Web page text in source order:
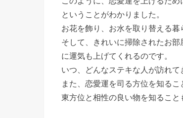
ということがわかりました。
お花を飾り、お水を取り替える暮
そして、きれいに掃除されたお
に運気も上げてくれるのです。
いつ、どんなステキな人が訪れて
また、恋愛運を司る方位を知る
東方位と相性の良い物を知ること